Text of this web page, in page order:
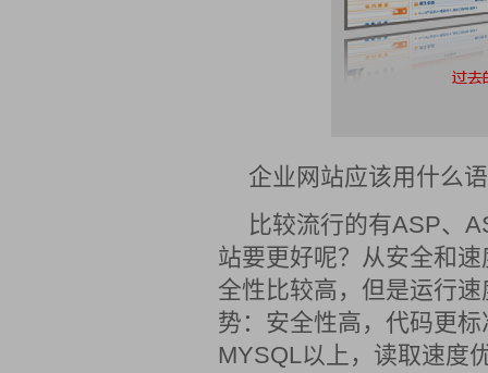
企业网站应该用什么
比较流行的有ASP、
站要更好呢？从安全和
全性比较高，但是运行
势：安全性高，代码更
MYSQL以上，读取速度